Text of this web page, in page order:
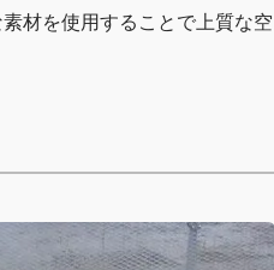
材を使用することで上質な空